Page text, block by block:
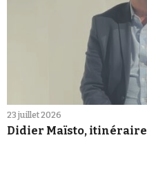
23 juillet 2026
Didier Maïsto,